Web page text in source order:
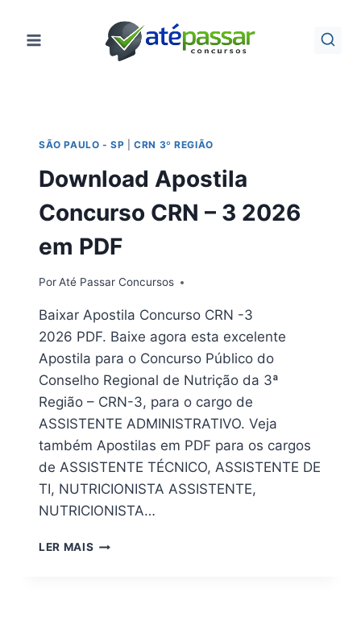
para
SÃO PAULO - SP |CRN 3º REGIÃO
Download Apostila
Concurso CRN – 3 2026
em PDF
PorAté Passar Concursos
Baixar Apostila Concurso CRN -3
2026 PDF. Baixe agora esta excelente
Apostila para o Concurso Público do
Conselho Regional de Nutrição da 3ª
Região – CRN-3, para o cargo de
ASSISTENTE ADMINISTRATIVO. Veja
também Apostilas em PDF para os cargos
de ASSISTENTE TÉCNICO, ASSISTENTE DE
TI, NUTRICIONISTA ASSISTENTE,
NUTRICIONISTA…
LER MAIS DOWNLOAD